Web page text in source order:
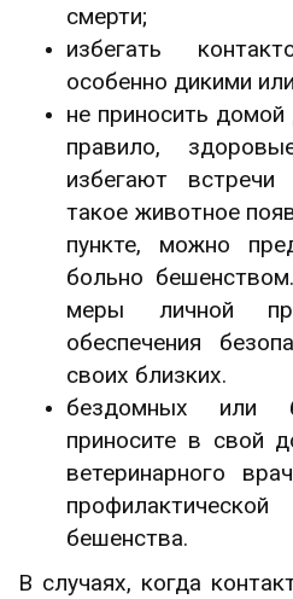
смерти;
избегать
особенно дикими
не приносить
правило,
избегают
такое животное
пункте, можно
больно
меры личной
обеспечения
своих близких.
бездомных или
приносите в свой
ветеринарного
бешенства.
В случаях, когда